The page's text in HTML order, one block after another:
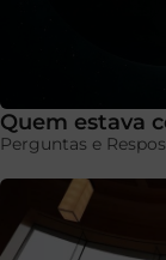
Quem estava
Perguntas e